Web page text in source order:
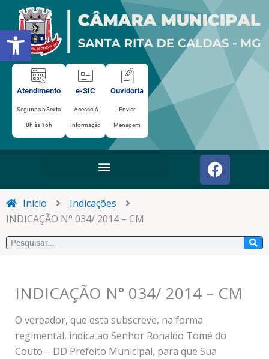
Abrir a barra de ferramentas
para
conteúdo
Atendimento
Segunda a Sexta
8h às 16h
e-SIC
Acesso à
Informação
Ouvidoria
Enviar
Menagem
F
a
c
o
o
Início
Indicações
INDICAÇÃO N° 034/ 2014 – CM
Pesquisar
INDICAÇÃO N° 034/ 2014 – CM
O vereador, que esta subscreve, na forma
regimental, indica ao Senhor Ronaldo Tomé do
Couto – DD Prefeito Municipal, para que Sua